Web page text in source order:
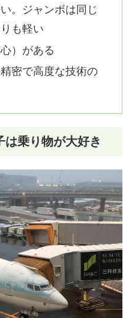
。ジャンボは同じ
も軽い
）がある
密で高度な技術の
乗り物が大好き